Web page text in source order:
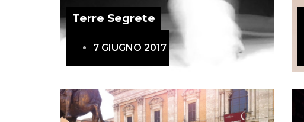
Terre Segrete
7 GIUGNO 2017